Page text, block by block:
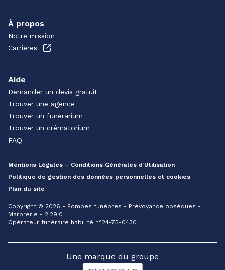
À propos
Notre mission
Carrières
Aide
Demander un devis gratuit
Trouver une agence
Trouver un funérarium
Trouver un crématorium
FAQ
Mentions Légales – Conditions Générales d’Utilisation
Politique de gestion des données personnelles et cookies
Plan du site
Copyright © 2026 - Pompes funèbres - Prévoyance obsèques -
Marbrerie - 2.29.0
Opérateur funéraire habilité n°24-75-0430
Une marque du groupe